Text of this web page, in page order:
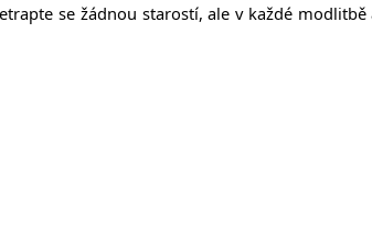
se žádnou starostí, ale v každé